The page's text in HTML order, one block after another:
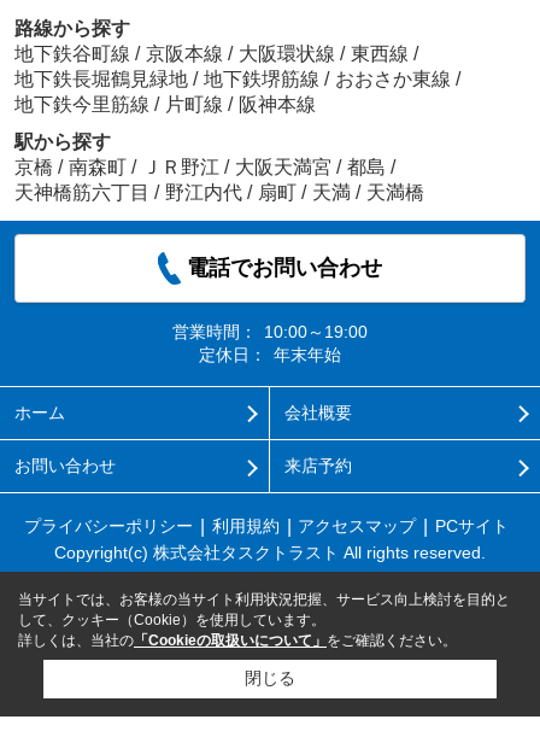
路線から探す
地下鉄谷町線 / 京阪本線 / 大阪環状線 / 東西線 /
地下鉄長堀鶴見緑地 / 地下鉄堺筋線 / おおさか東線 /
地下鉄今里筋線 / 片町線 / 阪神本線
駅から探す
京橋 / 南森町 / ＪＲ野江 / 大阪天満宮 / 都島 /
天神橋筋六丁目 / 野江内代 / 扇町 / 天満 / 天満橋
電話でお問い合わせ
営業時間：
10:00～19:00
定休日：
年末年始
ホーム 会社概要
お問い合わせ 来店予約
プライバシーポリシー 利用規約 アクセスマップ
PCサイト
Copyright(c) 株式会社タスクトラスト All rights reserved.
当サイトでは、お客様の当サイト利用状況把握、サービス向上検討を目的と
して、クッキー（Cookie）を使用しています。
詳しくは、当社の 「Cookieの取扱いについて」 をご確認ください。
閉じる